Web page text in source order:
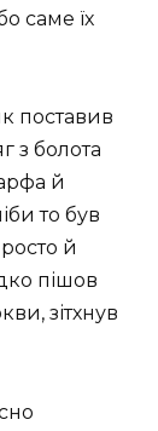
саме їх
поставив
з болота
й
то був
й
пішов
зітхнув